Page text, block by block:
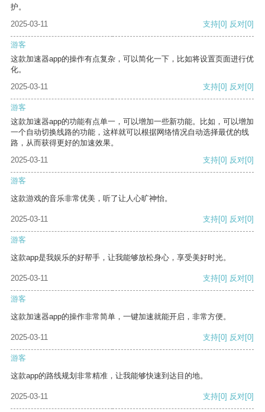
护。
2025-03-11
支持[0] 反对[0]
游客
这款加速器app的操作有点复杂，可以简化一下，比如将设置页面进行优
化。
2025-03-11
支持[0] 反对[0]
游客
这款加速器app的功能有点单一，可以增加一些新功能。比如，可以增加
一个自动切换线路的功能，这样就可以根据网络情况自动选择最优的线
路，从而获得更好的加速效果。
2025-03-11
支持[0] 反对[0]
游客
这款游戏的音乐非常优美，听了让人心旷神怡。
2025-03-11 支持[0] 反对[0]
游客
这款app是我娱乐的好帮手，让我能够放松身心，享受美好时光。
2025-03-11 支持[0] 反对[0]
游客
这款加速器app的操作非常简单，一键加速就能开启，非常方便。
2025-03-11 支持[0] 反对[0]
游客
这款app的路线规划非常精准，让我能够快速到达目的地。
2025-03-11 支持[0] 反对[0]